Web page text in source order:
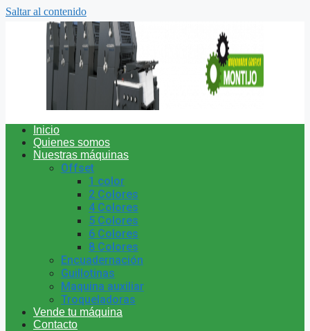
Saltar al contenido
Inicio
Quienes somos
Nuestras máquinas
Offset
1 color
2 Colores
4 Colores
5 Colores
6 Colores
8 Colores
Encuadernación
Guillotinas
Maquina auxiliar
Troqueladoras
Vende tu máquina
Contacto